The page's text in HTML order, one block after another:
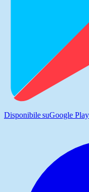
Disponibile suGoogle Play